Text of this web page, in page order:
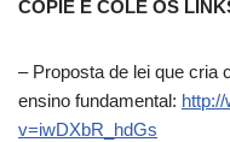
COPIE E COLE OS
– Proposta de lei que cria
ensino fundamental:
v=iwDXbR_hdGs